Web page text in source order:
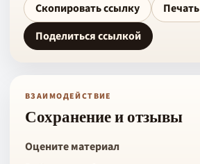
Скопировать ссылку
Печать
Поделиться ссылкой
ВЗАИМОДЕЙСТВИЕ
Сохранение и отзывы
Оцените материал